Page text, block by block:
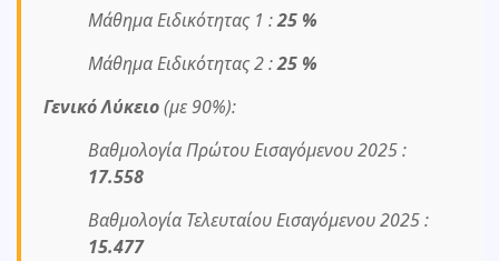
Μάθημα Ειδικότητας 1 :25 %
Μάθημα Ειδικότητας 2 :25 %
Γενικό Λύκειο(με 90%):
Βαθμολογία Πρώτου Εισαγόμενου 2025 :
17.558
Βαθμολογία Τελευταίου Εισαγόμενου 2025 :
15.477